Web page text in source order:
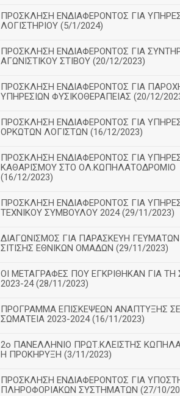
ΠΡΟΣΚΛΗΣΗ ΕΝΔΙΑΦΕΡΟΝΤΟΣ ΓΙΑ
ΛΟΓΙΣΤΗΡΙΟΥ (5/1/2024)
ΠΡΟΣΚΛΗΣΗ ΕΝΔΙΑΦΕΡΟΝΤΟΣ ΓΙΑ
ΑΓΩΝΙΣΤΙΚΟΥ ΣΤΙΒΟΥ (20/12/2023)
ΠΡΟΣΚΛΗΣΗ ΕΝΔΙΑΦΕΡΟΝΤΟΣ ΓΙΑ
ΥΠΗΡΕΣΙΩΝ ΦΥΣΙΚΟΘΕΡΑΠΕΙΑΣ (20/12/
ΠΡΟΣΚΛΗΣΗ ΕΝΔΙΑΦΕΡΟΝΤΟΣ ΓΙΑ
ΟΡΚΩΤΩΝ ΛΟΓΙΣΤΩΝ (16/12/2023)
ΠΡΟΣΚΛΗΣΗ ΕΝΔΙΑΦΕΡΟΝΤΟΣ ΓΙΑ
ΚΑΘΑΡΙΣΜΟΥ ΣΤΟ ΟΛ.ΚΩΠΗΛΑΤΟΔΡΟΜΙΟ
(16/12/2023)
ΠΡΟΣΚΛΗΣΗ ΕΝΔΙΑΦΕΡΟΝΤΟΣ ΓΙΑ
ΤΕΧΝΙΚΟΥ ΣΥΜΒΟΥΛΟΥ 2024 (29/11/2023)
ΔΙΑΓΩΝΙΣΜΟΣ ΓΙΑ ΠΑΡΑΣΚΕΥΗ ΓΕΥΜΑΤΩΝ
ΣΙΤΙΣΗΣ ΕΘΝΙΚΩΝ ΟΜΑΔΩΝ (29/11/2023)
ΟΙ ΜΕΤΑΓΡΑΦΕΣ ΠΟΥ ΕΓΚΡΙΘΗΚΑΝ ΓΙΑ ΤΗ
2023-24 (28/11/2023)
ΠΡΟΓΡΑΜΜΑ ΕΠΙΣΚΕΨΕΩΝ ΑΝΑΠΤΥΞΗΣ ΣΕ
ΣΩΜΑΤΕΙΑ 2023-2024 (16/11/2023)
2ο ΠΑΝΕΛΛΗΝΙΟ ΠΡΩΤ.ΚΛΕΙΣΤΗΣ
Η ΠΡΟΚΗΡΥΞΗ (3/11/2023)
ΠΡΟΣΚΛΗΣΗ ΕΝΔΙΑΦΕΡΟΝΤΟΣ ΓΙΑ
ΠΛΗΡΟΦΟΡΙΑΚΩΝ ΣΥΣΤΗΜΑΤΩΝ (27/10/